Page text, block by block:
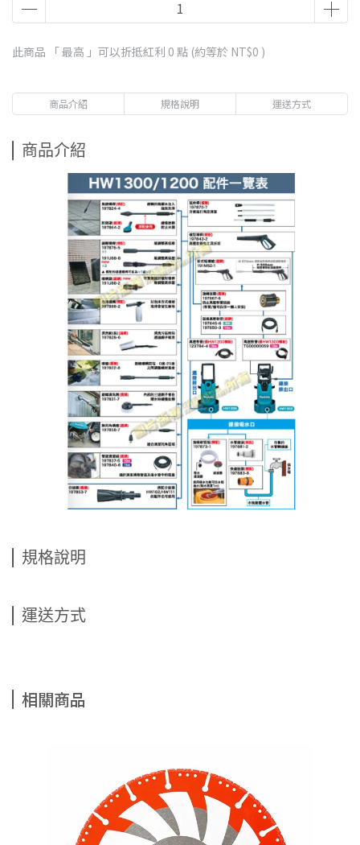
此商品 「 最高 」可以折抵紅利 0 點 (約等於 NT$0 )
商品介紹 規格說明 運送方式
商品介紹
規格說明
運送方式
相關商品